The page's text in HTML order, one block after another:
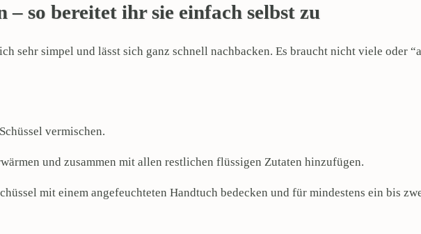
– so bereitet ihr sie einfach selbst zu
sehr simpel und lässt sich ganz schnell nachbacken. Es braucht nicht viele oder
vermischen.
und zusammen mit allen restlichen flüssigen Zutaten hinzufügen.
mit einem angefeuchteten Handtuch bedecken und für mindestens ein bis